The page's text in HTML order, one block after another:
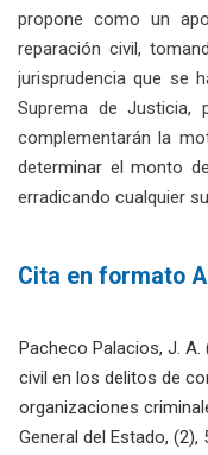
propone como un
reparación civil,
jurisprudencia que se
Suprema de
complementarán la
determinar el monto
erradicando cualquier
Pacheco Palacios, J.
civil en los delitos de
organizaciones
General del Estado, (2),
Cita en formato